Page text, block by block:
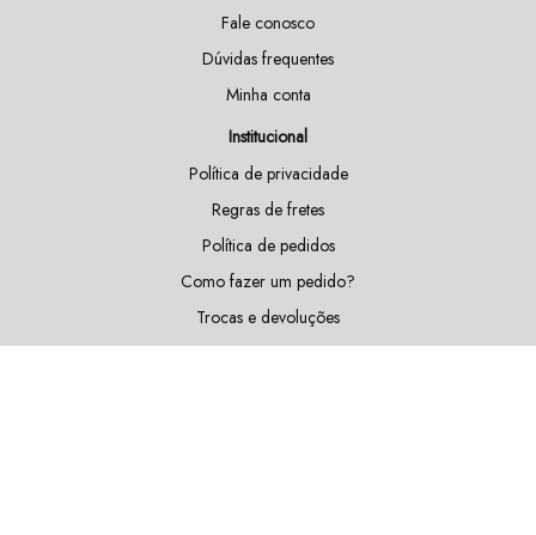
Fale conosco
Dúvidas frequentes
Minha conta
Institucional
Política de privacidade
Regras de fretes
Política de pedidos
Como fazer um pedido?
Trocas e devoluções
Doações e patrocínios